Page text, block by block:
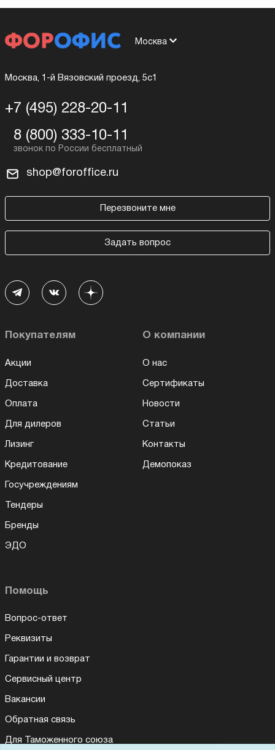
Москва
Москва, 1-й Вязовский проезд, 5с1
+7 (495) 228-20-11
8 (800) 333-10-11
shop@foroffice.ru
Перезвоните мне
Задать вопрос
Покупателям
Акции
Доставка
Оплата
Для дилеров
Лизинг
Кредитование
Госучреждениям
Тендеры
Бренды
ЭДО
О компании
О нас
Сертификаты
Новости
Статьи
Контакты
Демопоказ
Помощь
Вопрос-ответ
Реквизиты
Гарантии и возврат
Сервисный центр
Вакансии
Обратная связь
Для Таможенного союза